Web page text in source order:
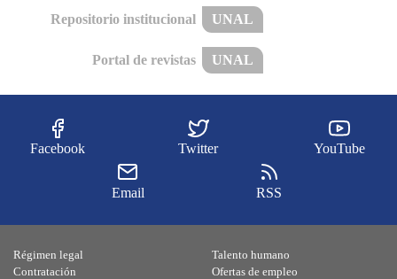
Repositorio institucional UNAL
Portal de revistas UNAL
Facebook Twitter YouTube
Email RSS
Régimen legal
Contratación
Talento humano
Ofertas de empleo